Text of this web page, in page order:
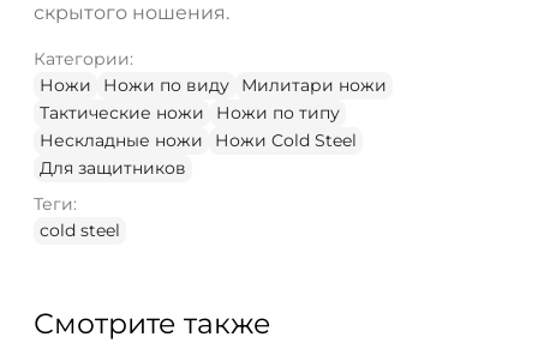
скрытого ношения.
Категории:
Ножи
Ножи по виду
Милитари ножи
Тактические ножи
Ножи по типу
Нескладные ножи
Ножи Cold Steel
Для защитников
Теги:
cold steel
Смотрите также